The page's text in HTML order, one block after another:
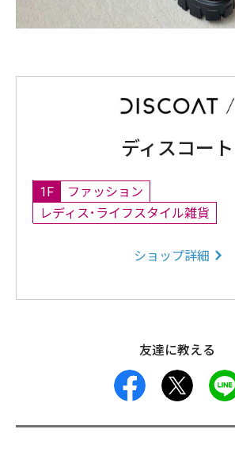
ディスコート
1F
ファッション
レディス･ライフスタイル雑貨
ショップ詳細
友達に教える
facebook